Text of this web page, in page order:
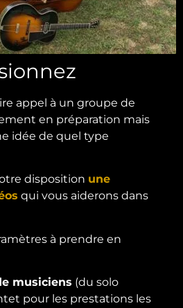
appel à un groupe de
en préparation mais
idée de quel type
disposition une
qui vous aiderons dans
à prendre en
musiciens (du solo
pour les prestations les